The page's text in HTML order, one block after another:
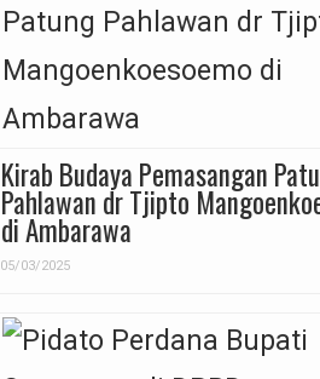
Kirab Budaya Pemasangan
Pahlawan dr Tjipto
di Ambarawa
05/03/2025